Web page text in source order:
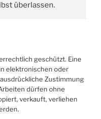
überlassen.
geschützt. Eine
elektronischen oder
Zustimmung
dürfen ohne
verkauft, verliehen